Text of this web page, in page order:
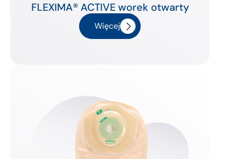
FLEXIMA® ACTIVE worek otwarty
Więcej